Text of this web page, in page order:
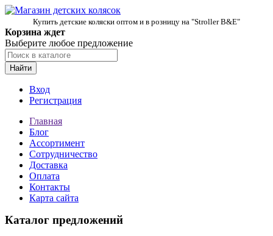
Купить детские коляски оптом и в розницу на "Stroller B&E"
Корзина ждет
Выберите любое предложение
Найти
Вход
Регистрация
Главная
Блог
Ассортимент
Сотрудничество
Доставка
Оплата
Контакты
Карта сайта
Каталог предложений